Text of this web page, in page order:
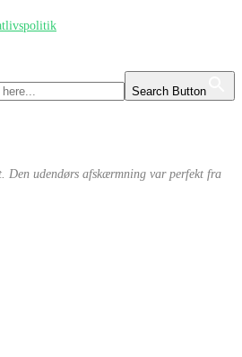
Search Button
Den udendørs afskærmning var perfekt fra